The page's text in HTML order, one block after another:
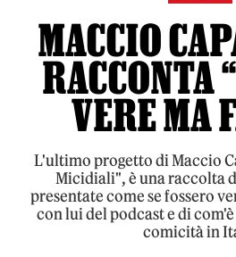
MACCIO
RACCONTA
VERE MA
L'ultimo progetto di Maccio
Micidiali", è una raccolta
presentate come se fossero
con lui del podcast e di
comicità in